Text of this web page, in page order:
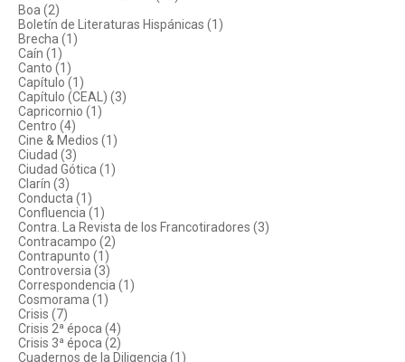
Boa (2)
Boletín de Literaturas Hispánicas (1)
Brecha (1)
Caín (1)
Canto (1)
Capítulo (1)
Capítulo (CEAL) (3)
Capricornio (1)
Centro (4)
Cine & Medios (1)
Ciudad (3)
Ciudad Gótica (1)
Clarín (3)
Conducta (1)
Confluencia (1)
Contra. La Revista de los Francotiradores (3)
Contracampo (2)
Contrapunto (1)
Controversia (3)
Correspondencia (1)
Cosmorama (1)
Crisis (7)
Crisis 2ª época (4)
Crisis 3ª época (2)
Cuadernos de la Diligencia (1)